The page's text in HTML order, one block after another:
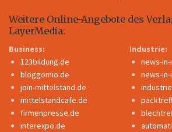
Weitere Online-Angebote des
LayerMedia:
Business:
123bildung.de
bloggomio.de
join-mittelstand.de
mittelstandcafe.de
firmenpresse.de
interexpo.de
Industrie:
news-
news-